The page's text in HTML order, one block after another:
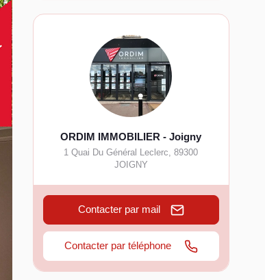
ORDIM IMMOBILIER - Joigny
1 Quai Du Général Leclerc,89300
JOIGNY
Contacter par mail
Contacter par téléphone